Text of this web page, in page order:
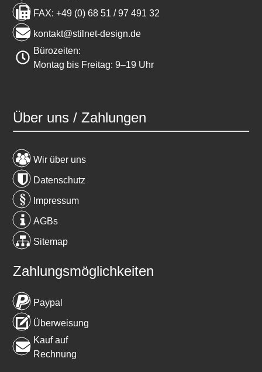
FAX: +49 (0) 68 51 / 97 491 32
kontakt@stilnet-design.de
Bürozeiten:
Montag bis Freitag: 9–19 Uhr
Über uns / Zahlungen
Wir über uns
Datenschutz
Impressum
AGBs
Sitemap
Zahlungsmöglichkeiten
Paypal
Überweisung
Kauf auf
Rechnung